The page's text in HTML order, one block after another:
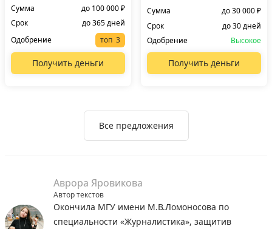
Сумма
до 100 000 ₽
Срок
до 365 дней
Одобрение
топ
Получить деньги
Сумма
до 30 000 ₽
Срок
до 30 дней
Одобрение
Высокое
Получить деньги
Все предложения
Аврора Яровикова
Автор текстов
Окончила МГУ имени М.В.Ломоносова по
специальности «Журналистика», защитив